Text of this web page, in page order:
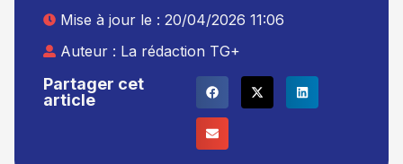
Partager cet
article
Mise à jour le : 20/04/2026 11:06
Auteur : La rédaction TG+